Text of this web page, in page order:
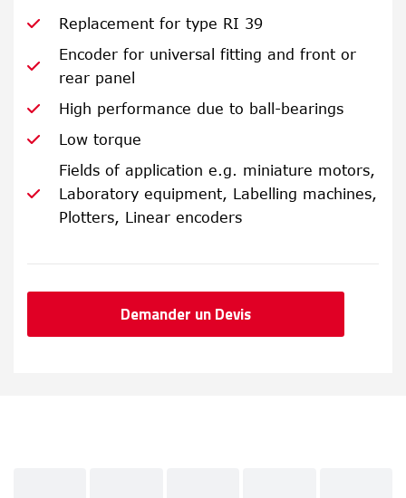
Replacement for type RI 39
Encoder for universal fitting and front or
rear panel
High performance due to ball-bearings
Low torque
Fields of application e.g. miniature motors,
Laboratory equipment, Labelling machines,
Plotters, Linear encoders
Demander un Devis